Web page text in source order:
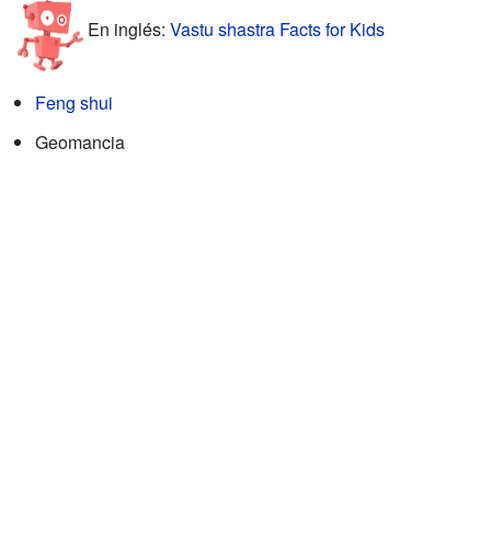
En inglés: Vastu shastra Facts for Kids
Feng shui
Geomancia